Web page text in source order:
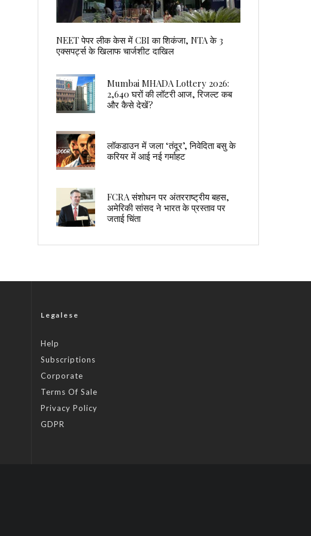
NEET पेपर लीक केस में CBI का शिकंजा, NTA के 3
एक्सपर्ट्स के खिलाफ चार्जशीट दाखिल
Mumbai MHADA Lottery 2026:
2,640 घरों की लॉटरी आज, रिजल्ट कब
और कैसे देखें?
लॉकडाउन में जला ‘तंदूर’, निवेदिता बसु के
करियर में आई नई गर्माहट
FCRA संशोधन पर अंतरराष्ट्रीय बहस,
अमेरिकी सांसद ने भारत के प्रस्ताव पर
जताई चिंता
Legalese
Help
Subscriptions
Corporate
Terms Of Sale
Privacy Policy
GDPR